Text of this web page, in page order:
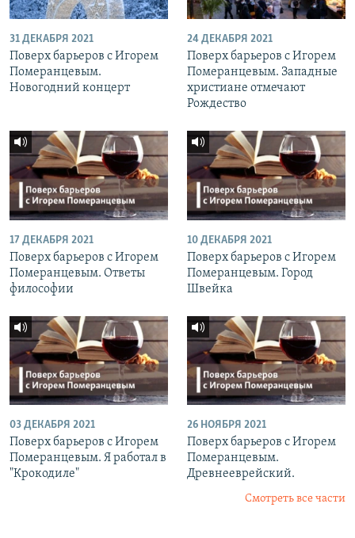
31 ДЕКАБРЯ 2021
Поверх барьеров с Игорем
Померанцевым.
Новогодний концерт
24 ДЕКАБРЯ 2021
Поверх барьеров с Игорем
Померанцевым. Западные
христиане отмечают
Рождество
17 ДЕКАБРЯ 2021
Поверх барьеров с Игорем
Померанцевым. Ответы
философии
10 ДЕКАБРЯ 2021
Поверх барьеров с Игорем
Померанцевым. Город
Швейка
03 ДЕКАБРЯ 2021
Поверх барьеров с Игорем
Померанцевым. Я работал в
"Крокодиле"
26 НОЯБРЯ 2021
Поверх барьеров с Игорем
Померанцевым.
Древнееврейский.
Смотреть все части